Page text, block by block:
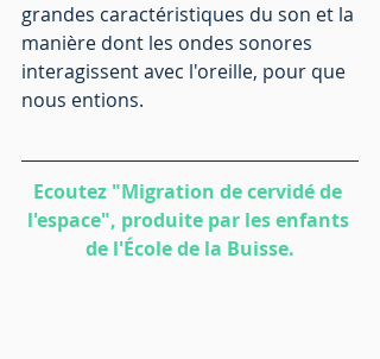
grandes caractéristiques du son et la
manière dont les ondes sonores
interagissent avec l'oreille, pour que
nous entions.
Ecoutez "Migration de cervidé de
l'espace", produite par les enfants
de l'École de la Buisse.